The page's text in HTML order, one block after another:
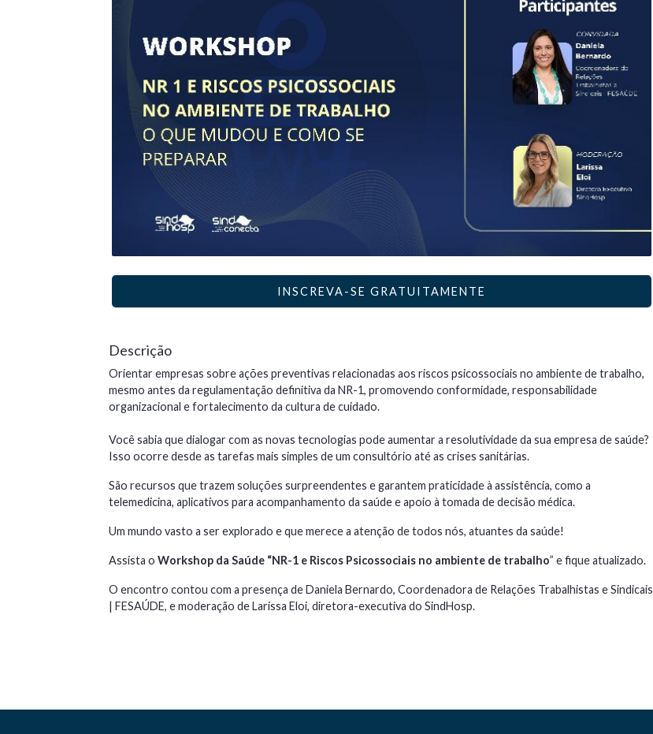
INSCREVA-SE GRATUITAMENTE
Descrição
Orientar empresas sobre ações preventivas relacionadas aos riscos psicossociais no ambiente de trabalho,
mesmo antes da regulamentação definitiva da NR-1, promovendo conformidade, responsabilidade
organizacional e fortalecimento da cultura de cuidado.
Você sabia que dialogar com as novas tecnologias pode aumentar a resolutividade da sua empresa de saúde?
Isso ocorre desde as tarefas mais simples de um consultório até as crises sanitárias.
São recursos que trazem soluções surpreendentes e garantem praticidade à assistência, como a
telemedicina, aplicativos para acompanhamento da saúde e apoio à tomada de decisão médica.
Um mundo vasto a ser explorado e que merece a atenção de todos nós, atuantes da saúde!
Assista o Workshop da Saúde “NR-1 e Riscos Psicossociais no ambiente de trabalho” e fique atualizado.
O encontro contou com a presença de Daniela Bernardo, Coordenadora de Relações Trabalhistas e Sindicais
| FESAÚDE, e moderação de Larissa Eloi, diretora-executiva do SindHosp.